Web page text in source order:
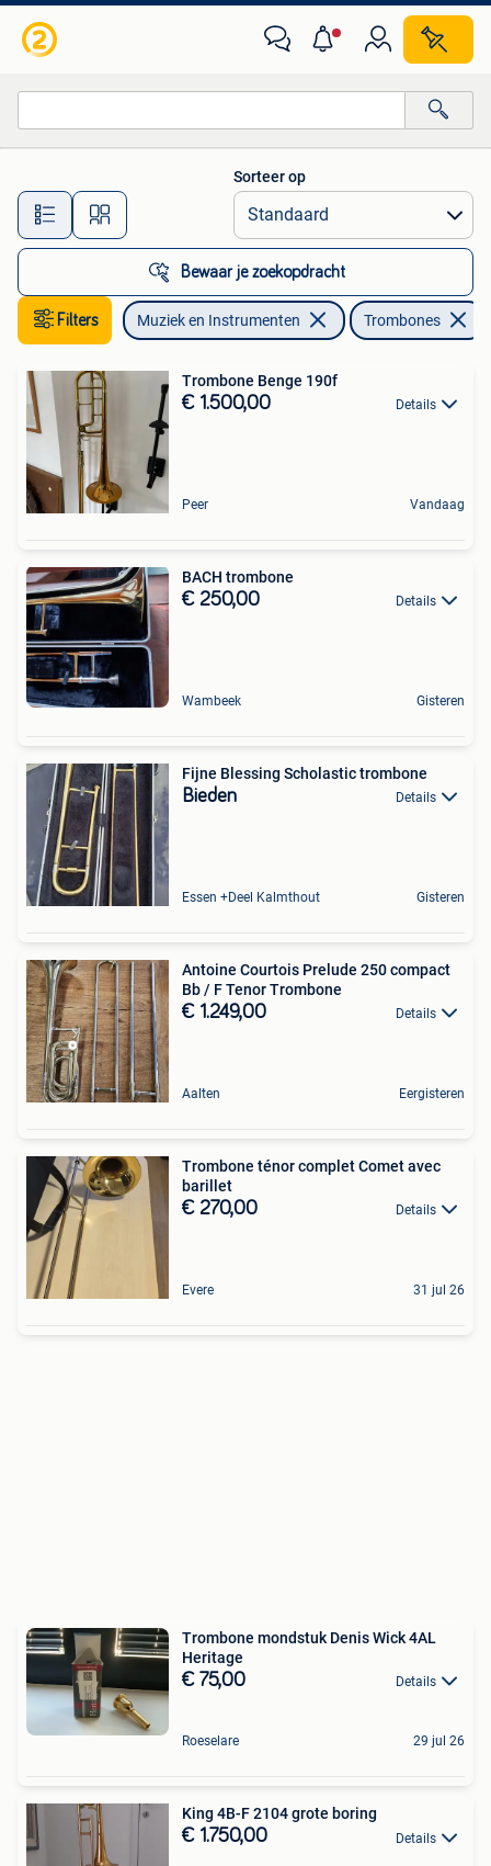
Alle afstanden…
Sorteer op
Bewaar je zoekopdracht
Filters Muziek en Instrumenten Trombones
Trombone Benge 190f
€ 1.500,00 Details
Peer Vandaag
BACH trombone
€ 250,00 Details
Wambeek Gisteren
Fijne Blessing Scholastic trombone
Bieden Details
Essen +Deel Kalmthout Gisteren
Antoine Courtois Prelude 250 compact
Bb / F Tenor Trombone
€ 1.249,00 Details
Aalten Eergisteren
Trombone ténor complet Comet avec
barillet
€ 270,00 Details
Evere 31 jul 26
Trombone mondstuk Denis Wick 4AL
Heritage
€ 75,00 Details
Roeselare 29 jul 26
King 4B-F 2104 grote boring
€ 1.750,00 Details